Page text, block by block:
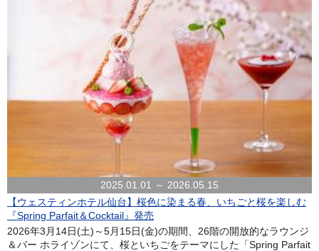
2025.01.01 ～ 2026.05.15
【ウェスティンホテル仙台】桜色に染まる春、いちごと桜を楽しむ
『Spring Parfait＆Cocktail』発売
2026年3月14日(土)～5月15日(金)の期間、26階の開放的なラウンジ
＆バー ホライゾンにて、桜といちごをテーマにした「Spring Parfait